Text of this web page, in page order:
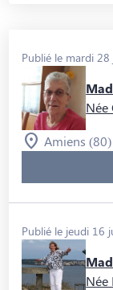
Publié le mardi
Née
Amiens (80)
Publié le jeudi 16
Née